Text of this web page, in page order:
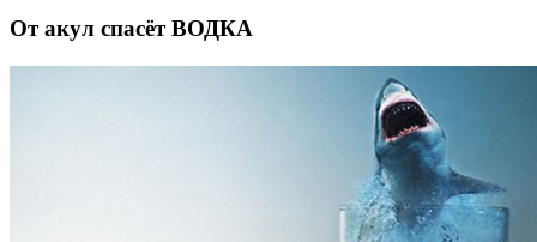
От акул спасёт ВОДКА